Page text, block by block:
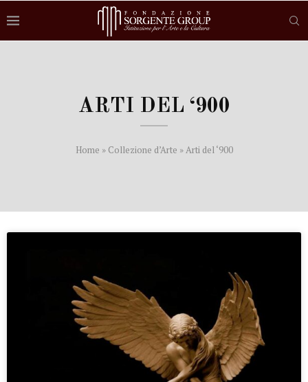
ARTI DEL ‘900
Home » Collezione d’Arte »Arti del ‘900